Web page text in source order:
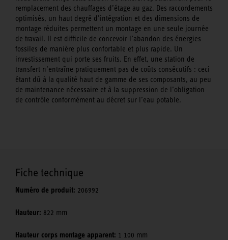
remplacement des chauffages d’étage au gaz. Des raccordements
optimisés, un haut degré d’intégration et des dimensions de
montage réduites permettent un montage en une seule journée
de travail. Il est difficile de concevoir l’abandon des énergies
fossiles de manière plus confortable et plus rapide. Un
investissement qui porte ses fruits. En effet, une station de
transfert n’entraîne pratiquement pas de coûts consécutifs : ceci
étant dû à la qualité haut de gamme de ses composants, au peu
de maintenance nécessaire et à la suppression de l’obligation
de contrôle conformément au décret sur l’eau potable.
Fiche technique
Numéro de produit: 206992
Hauteur: 822 mm
Hauteur corps montage apparent: 1 100 mm